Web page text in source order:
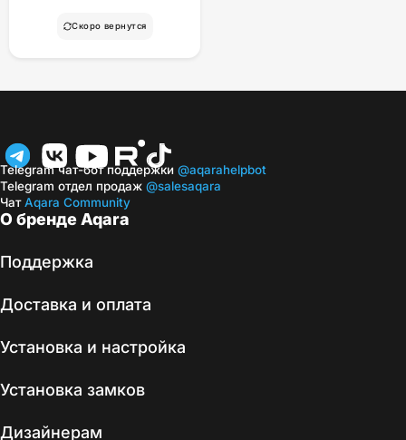
Скоро вернутся
О бренде Aqara
Поддержка
Доставка и оплата
Установка и настройка
Установка замков
Дизайнерам
Telegram чат-бот поддержки @aqarahelpbot
Telegram отдел продаж @salesaqara
ЧатAqara Community